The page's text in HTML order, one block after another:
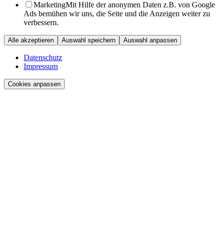
MarketingMit Hilfe der anonymen Daten z.B. von Google
Ads bemühen wir uns, die Seite und die Anzeigen weiter zu
verbessern.
Alle akzeptieren Auswahl speichern Auswahl anpassen
Datenschutz
Impressum
Cookies anpassen